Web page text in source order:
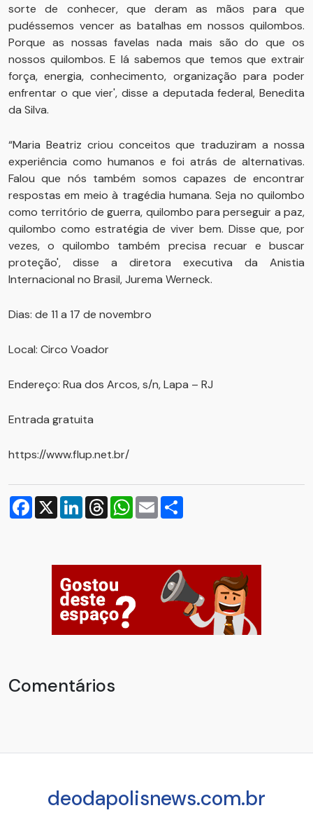
sorte de conhecer, que deram as mãos para que
pudéssemos vencer as batalhas em nossos quilombos.
Porque as nossas favelas nada mais são do que os
nossos quilombos. E lá sabemos que temos que extrair
força, energia, conhecimento, organização para poder
enfrentar o que vier', disse a deputada federal, Benedita
da Silva.
“Maria Beatriz criou conceitos que traduziram a nossa
experiência como humanos e foi atrás de alternativas.
Falou que nós também somos capazes de encontrar
respostas em meio à tragédia humana. Seja no quilombo
como território de guerra, quilombo para perseguir a paz,
quilombo como estratégia de viver bem. Disse que, por
vezes, o quilombo também precisa recuar e buscar
proteção', disse a diretora executiva da Anistia
Internacional no Brasil, Jurema Werneck.
Dias: de 11 a 17 de novembro
Local: Circo Voador
Endereço: Rua dos Arcos, s/n, Lapa – RJ
Entrada gratuita
https://www.flup.net.br/
Facebook
X LinkedInThreadsWhatsApp
Email
Comentários
deodapolisnews.com.br